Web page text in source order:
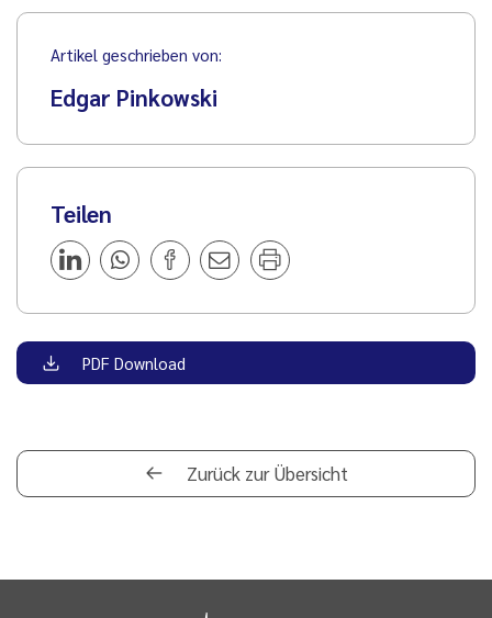
Artikel geschrieben von:
Edgar Pinkowski
Teilen
PDF Download
Zurück zur Übersicht